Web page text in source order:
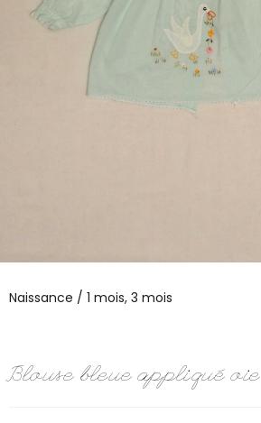
Naissance / 1 mois, 3 mois
Blouse bleue appliqué oie